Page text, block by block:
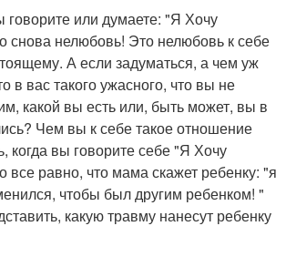
говорите или думаете: "Я Хочу
снова нелюбовь! Это нелюбовь к себе
А если задуматься, а чем уж
в вас такого ужасного, что вы не
какой вы есть или, быть может, вы в
Чем вы к себе такое отношение
когда вы говорите себе "Я Хочу
все равно, что мама скажет ребенку: "я
чтобы был другим ребенком! "
какую травму нанесут ребенку